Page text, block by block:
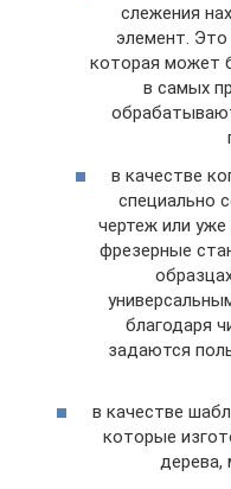
слежения
элемент. Это
которая может
в самых
в качестве
специально
чертеж или
фрезерные
благодаря
задаются
в качестве
которые
дерева,